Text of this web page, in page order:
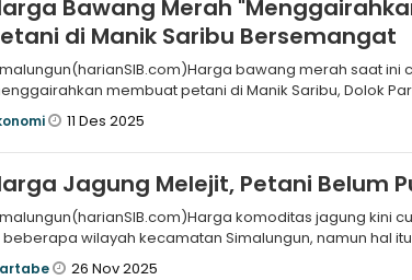
Bawang Merah
di Manik Saribu Bersemangat
bawang merah saat ini
membuat petani di Manik Saribu, Dolok
merawat
11 Des 2025
Jagung Melejit, Petani Belum
komoditas jagung kini
beberapa wilayah kecamatan Simalungun, namun hal
warg
26 Nov 2025